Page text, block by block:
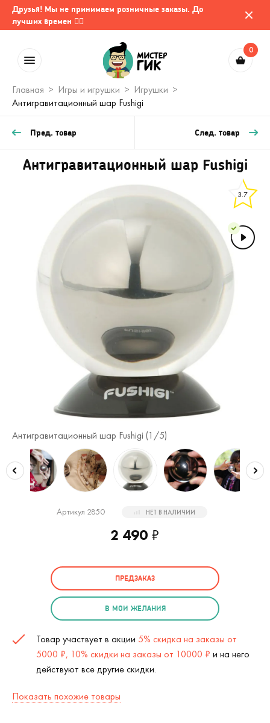
Друзья! Мы не принимаем розничные заказы. До
лучших времен 🤷‍♂️
0
Главная Игры и игрушки
Игрушки
Антигравитационный шар Fushigi
Пред. товар След. товар
Антигравитационный шар Fushigi
3.7
Антигравитационный шар Fushigi (1 /5)
Артикул 2850 НЕТ В НАЛИЧИИ
2 490 ₽
ПРЕДЗАКАЗ
В МОИ ЖЕЛАНИЯ
Товар участвует в акции 5% скидка на заказы от
5000 ₽, 10% скидки на заказы от 10000 ₽ и на него
действуют все другие скидки.
Показать похожие товары